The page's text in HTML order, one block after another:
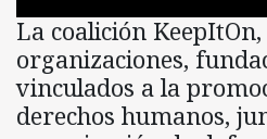
La coalición
organizaciones,
vinculados a la
derechos humanos,